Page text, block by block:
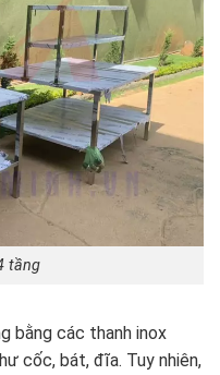
tầng
bằng các thanh inox
cốc, bát, đĩa. Tuy nhiên,